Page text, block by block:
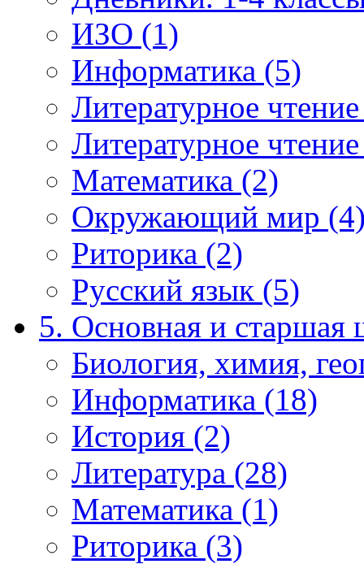
ИЗО (1)
Информатика (5)
Литературное
Литературное
Математика (2)
Окружающий мир
Риторика (2)
Русский язык (5)
5. Основная и старшая
Биология, химия,
Информатика (18)
История (2)
Литература (28)
Математика (1)
Риторика (3)